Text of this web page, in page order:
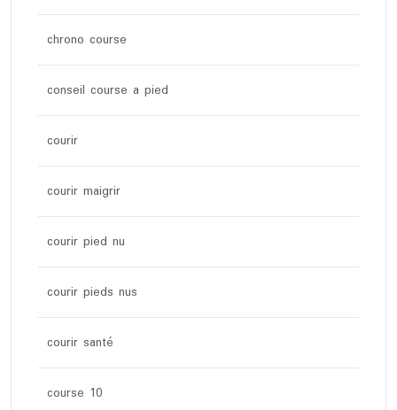
chrono course
conseil course a pied
courir
courir maigrir
courir pied nu
courir pieds nus
courir santé
course 10